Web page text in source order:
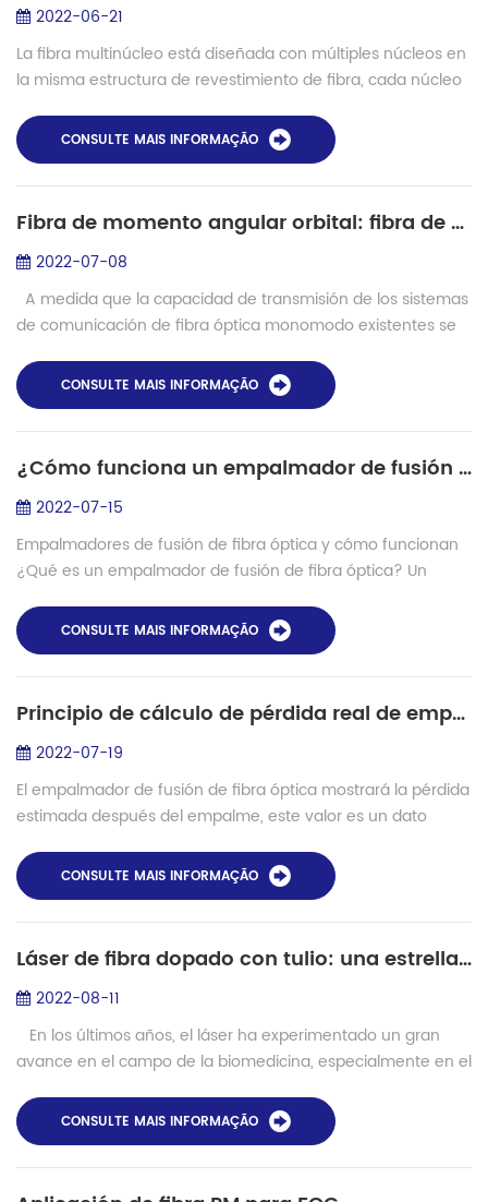
2022-06-21
La fibra multinúcleo está diseñada con múltiples núcleos en
la misma estructura de revestimiento de fibra, cada núcleo
y en la misma fibra, mú...
CONSULTE MAIS INFORMAÇÃO
Fibra de momento angular orbital: fibra de comunicación de próxima generación combinada con multiplexación por división de modo y multiplexación por división espacial
2022-07-08
A medida que la capacidad de transmisión de los sistemas
de comunicación de fibra óptica monomodo existentes se
no lineal, tecnología ...
CONSULTE MAIS INFORMAÇÃO
¿Cómo funciona un empalmador de fusión de fibra?
2022-07-15
Empalmadores de fusión de fibra óptica y cómo funcionan
¿Qué es un empalmador de fusión de fibra óptica? Un
utiliza un arco eléctrico para fu...
CONSULTE MAIS INFORMAÇÃO
Principio de cálculo de pérdida real de empalmador de fusión de fibra óptica
2022-07-19
El empalmador de fusión de fibra óptica mostrará la pérdida
estimada después del empalme, este valor es un dato
dato no es la pérdida exacta, ...
CONSULTE MAIS INFORMAÇÃO
Láser de fibra dopado con tulio: una estrella en ascenso en el campo médico
2022-08-11
En los últimos años, el láser ha experimentado un gran
avance en el campo de la biomedicina, especialmente en el
excelente monocromat...
CONSULTE MAIS INFORMAÇÃO